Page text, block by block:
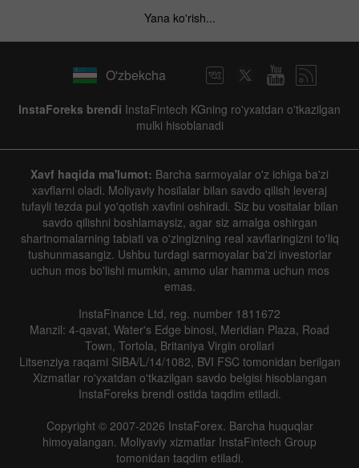
Yana ko'rish...
O'zbekcha
InstaForeks brendi InstaFintech KGning ro'yxatdan o'tkazilgan
mulki hisoblanadi
Xavf haqida ma'lumot: Barcha sarmoyalar o'z ichiga ba'zi
xavflarni oladi. Moliyaviy hosilalar bilan savdo qilish leveraj
tufayli tezda pul yo'qotish xavfini oshiradi. Siz bu vositalar bilan
savdo qilishni boshlamaysiz, agar siz amalga oshirgan
shartnomalarning tabiati va o'zingizning real xavflaringizni to'liq
tushunmasangiz. Ushbu turdagi sarmoyalar ba'zi investorlar
uchun mos bo'lishi mumkin, ammo ular hamma uchun mos
emas.
InstaFinance Ltd, reg. number 1811672
Manzil: 4-qavat, Water's Edge binosi, Meridian Plaza, Road
Town, Tortola, Britaniya Virgin orollari
Litsenziya raqami SIBA/L/14/1082, BVI FSC tomonidan berilgan
Xizmatlar ro'yxatdan o'tkazilgan savdo belgisi hisoblangan
InstaForeks brendi ostida taqdim etiladi.
Copyright © 2007-2026 InstaForex. Barcha huquqlar
himoyalangan. Moliyaviy xizmatlar InstaFintech Group
tomonidan taqdim etiladi.